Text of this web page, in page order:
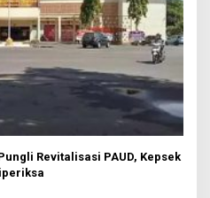
Revitalisasi PAUD, Kepsek